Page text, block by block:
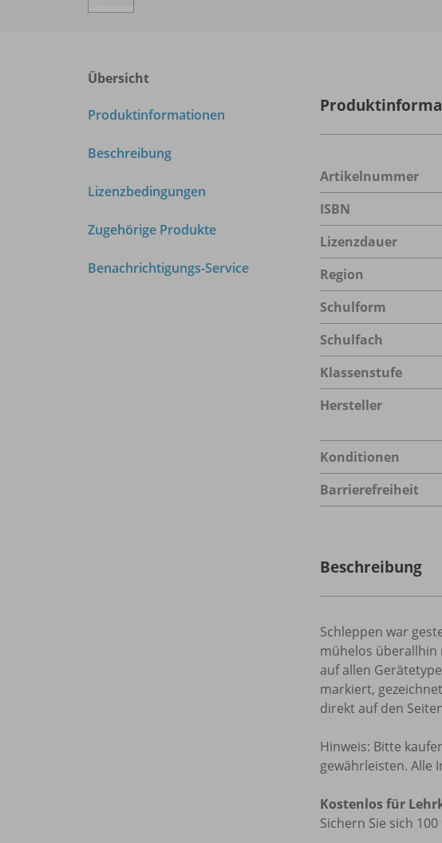
Übersicht
Produktinformationen
Beschreibung
Lizenzbedingungen
Zugehörige Produkte
Benachrichtigungs-Service
Artikelnummer
ISBN
Lizenzdauer
Region
Schulform
Schulfach
Klassenstufe
Hersteller
Konditionen
Barrierefreiheit
Beschreibung
Schleppen war
mühelos überallhin
auf allen
markiert,
direkt auf den
Hinweis: Bitte
gewährleisten. Alle
Kostenlos für
Sichern Sie sich